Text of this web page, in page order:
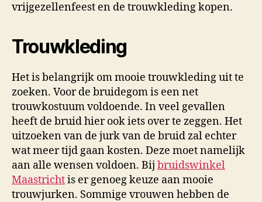
vrijgezellenfeest en de trouwkleding kopen.
Trouwkleding
Het is belangrijk om mooie trouwkleding uit te
zoeken. Voor de bruidegom is een net
trouwkostuum voldoende. In veel gevallen
heeft de bruid hier ook iets over te zeggen. Het
uitzoeken van de jurk van de bruid zal echter
wat meer tijd gaan kosten. Deze moet namelijk
aan alle wensen voldoen. Bij bruidswinkel
Maastrichtis er genoeg keuze aan mooie
trouwjurken. Sommige vrouwen hebben de